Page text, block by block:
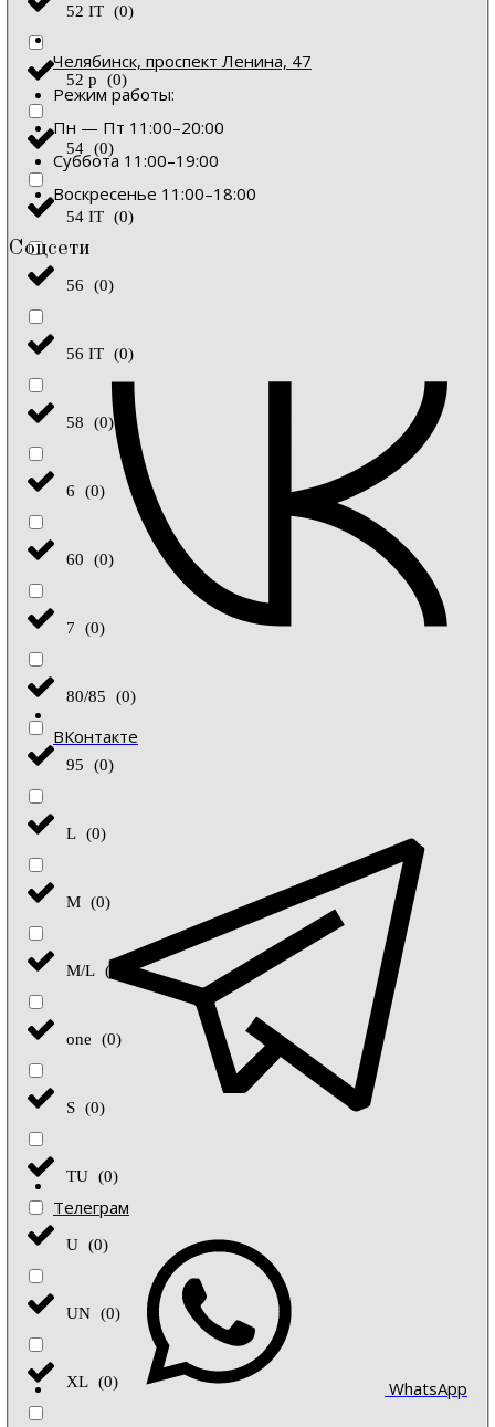
52 IT (0)
52 р (0)
54 (0)
54 IT (0)
56 (0)
56 IT (0)
58 (0)
6 (0)
60 (0)
7 (0)
80/85 (0)
95 (0)
L (0)
M (0)
M/L (
one (0)
S (0)
TU (0)
U (0)
UN (0)
XL (0)
Челябинск, проспект Ленина, 47
Режим работы:
Пн — Пт 11:00–20:00
Суббота 11:00–19:00
Воскресенье 11:00–18:00
Соцсети
ВКонтакте
Телеграм
WhatsApp